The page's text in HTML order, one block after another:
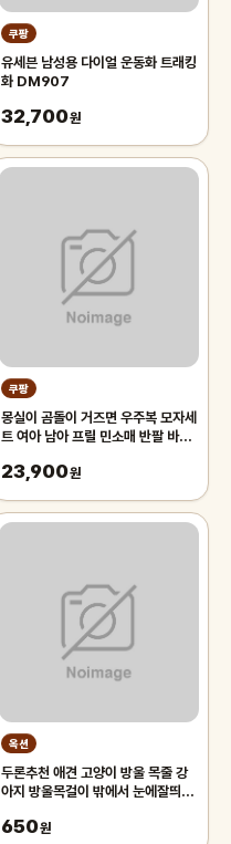
쿠팡
유세븐 남성용 다이얼 운동화 트래킹
화 DM907
32,700원
쿠팡
몽실이 곰돌이 거즈면 우주복 모자세
트 여아 남아 프릴 민소매 반팔 바디
23,900원
옥션
두론추천 애견 고양이 방울 목줄 강
아지 방울목걸이 밖에서 눈에잘띄는
650원